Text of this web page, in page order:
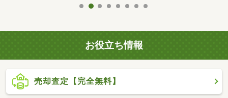
お役立ち情報
売却査定【完全無料】